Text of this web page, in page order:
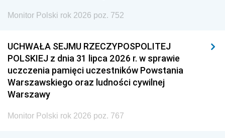
Monitor Polski rok 2026 poz. 752
UCHWAŁA SEJMU RZECZYPOSPOLITEJ
POLSKIEJ z dnia 31 lipca 2026 r. w sprawie
uczczenia pamięci uczestników Powstania
Warszawskiego oraz ludności cywilnej
Warszawy
Monitor Polski rok 2026 poz. 767